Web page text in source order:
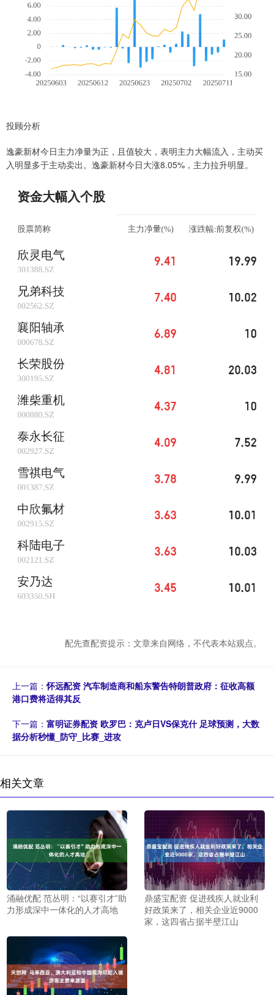
投顾分析
逸豪新材今日主力净量为正，且值较大，表明主力大幅流入，主动买
入明显多于主动卖出。逸豪新材今日大涨8.05%，主力拉升明显。
配先查配资提示：文章来自网络，不代表本站观点。
上一篇：怀远配资 汽车制造商和船东警告特朗普政府：征收高额
港口费将适得其反
下一篇： 富明证券配资 欧罗巴：克卢日VS保克什 足球预测，大数
据分析秒懂_防守_比赛_进攻
相关文章
涌融优配 范丛明：“以赛引才”助
力形成深中一体化的人才高地
鼎盛宝配资 促进残疾人就业利
好政策来了，相关企业近9000
家，这四省占据半壁江山